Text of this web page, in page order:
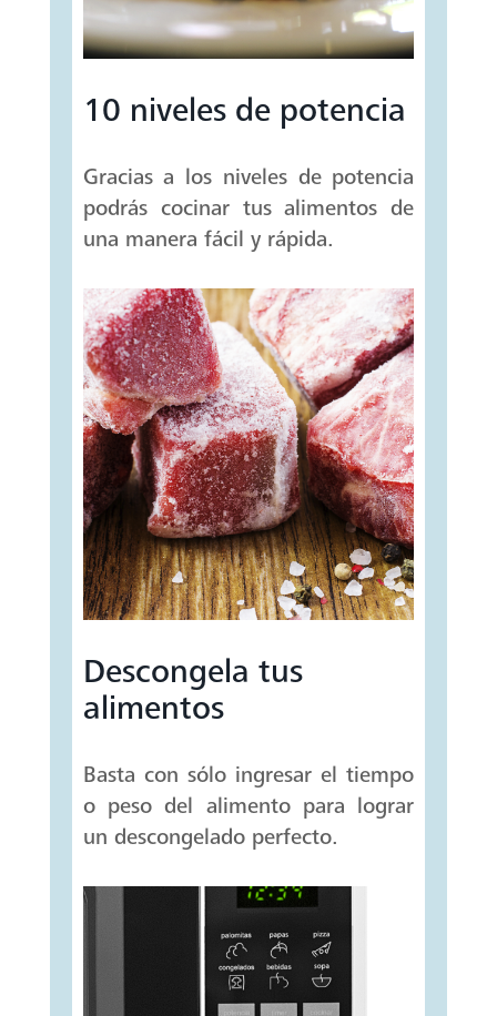
10 niveles de potencia
Gracias a los niveles de potencia
podrás cocinar tus alimentos de
una manera fácil y rápida.
Descongela tus
alimentos
Basta con sólo ingresar el tiempo
o peso del alimento para lograr
un descongelado perfecto.